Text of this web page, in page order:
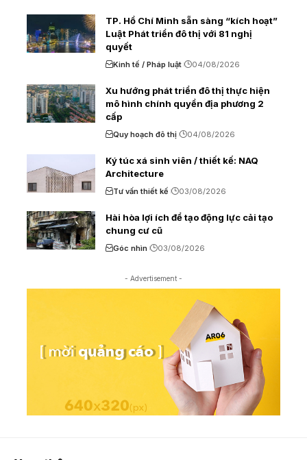
TP. Hồ Chí Minh sẵn sàng “kích hoạt”
Luật Phát triển đô thị với 81 nghị
quyết
Kinh tế / Pháp luật 04/08/2026
Xu hướng phát triển đô thị thực hiện
mô hình chính quyền địa phương 2
cấp
Quy hoạch đô thị 04/08/2026
Ký túc xá sinh viên / thiết kế: NAQ
Architecture
Tư vấn thiết kế 03/08/2026
Hài hòa lợi ích để tạo động lực cải tạo
chung cư cũ
Góc nhìn 03/08/2026
- Advertisement -